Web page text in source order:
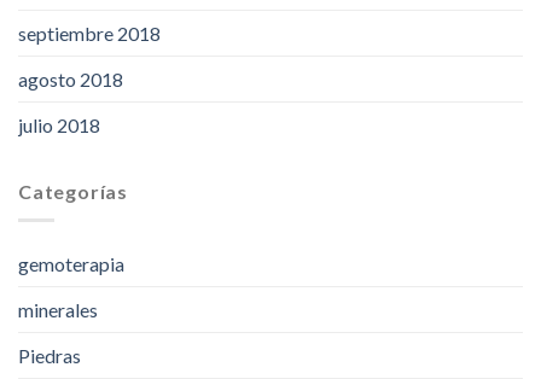
septiembre 2018
agosto 2018
julio 2018
Categorías
gemoterapia
minerales
Piedras